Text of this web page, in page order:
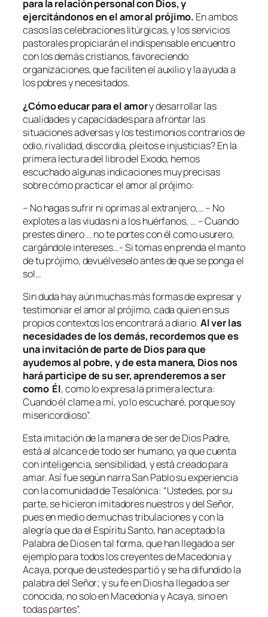
para la relación personal con Dios, y
ejercitándonos en el amor al prójimo. En ambos
casos las celebraciones litúrgicas, y los servicios
pastorales propiciarán el indispensable encuentro
con los demás cristianos, favoreciendo
organizaciones, que faciliten el auxilio y la ayuda a
los pobres y necesitados.
¿Cómo educar para el amory desarrollar las
cualidades y capacidades para afrontar las
situaciones adversas y los testimonios contrarios de
odio, rivalidad, discordia, pleitos e injusticias? En la
primera lectura del libro del Exodo, hemos
escuchado algunas indicaciones muy precisas
sobre cómo practicar el amor al prójimo:
– No hagas sufrir ni oprimas al extranjero,… – No
explotes a las viudas ni a los huérfanos, … – Cuando
prestes dinero … no te portes con él como usurero,
cargándole intereses…- Si tomas en prenda el manto
de tu prójimo, devuélveselo antes de que se ponga el
sol…
Sin duda hay aún muchas más formas de expresar y
testimoniar el amor al prójimo, cada quien en sus
propios contextos los encontrará a diario.Al ver las
necesidades de los demás, recordemos que es
una invitación de parte de Dios para que
ayudemos al pobre, y de esta manera, Dios nos
hará participe de su ser, aprenderemos a ser
como Él, como lo expresa la primera lectura:
Cuando él clame a mí, yo lo escucharé, porque soy
misericordioso”.
Esta imitación de la manera de ser de Dios Padre,
está al alcance de todo ser humano, ya que cuenta
con inteligencia, sensibilidad, y está creado para
amar. Así fue según narra San Pablo su experiencia
con la comunidad de Tesalónica: “Ustedes, por su
parte, se hicieron imitadores nuestros y del Señor,
pues en medio de muchas tribulaciones y con la
alegría que da el Espíritu Santo, han aceptado la
Palabra de Dios en tal forma, que han llegado a ser
ejemplo para todos los creyentes de Macedonia y
Acaya, porque de ustedes partió y se ha difundido la
palabra del Señor; y su fe en Dios ha llegado a ser
conocida, no solo en Macedonia y Acaya, sino en
todas partes”.